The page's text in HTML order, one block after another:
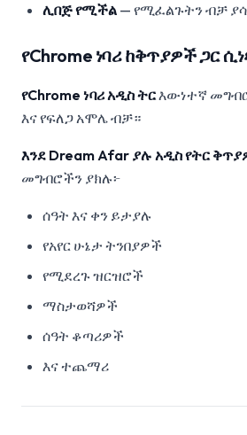
ሊበጅ የሚችል — የሚፈልጉትን ብቻ
የChrome ነባሪ ከቅጥያዎች ጋር
የChrome ነባሪ አዲስ ትርእውነተኛ
እና የፍለጋ አሞሌ ብቻ።
እንደ Dream Afar ያሉ አዲስ የትር
መግብሮችን ያክሉ፦
ሰዓት እና ቀን ይታያሉ
የአየር ሁኔታ ትንበያዎች
የሚደረጉ ዝርዝሮች
ማስታወሻዎች
ሰዓት ቆጣሪዎች
እና ተጨማሪ